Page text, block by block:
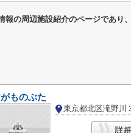
報の周辺施設紹介のページであり
ものぶた
東京都北区滝野川